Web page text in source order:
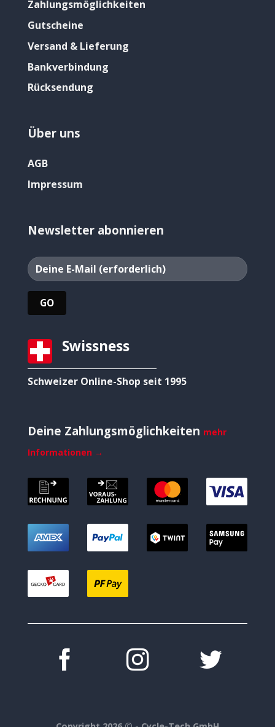
Zahlungsmöglichkeiten
Gutscheine
Versand & Lieferung
Bankverbindung
Rücksendung
Über uns
AGB
Impressum
Newsletter abonnieren
Swissness
Schweizer Online-Shop seit 1995
Deine Zahlungsmöglichkeiten mehr
Informationen →